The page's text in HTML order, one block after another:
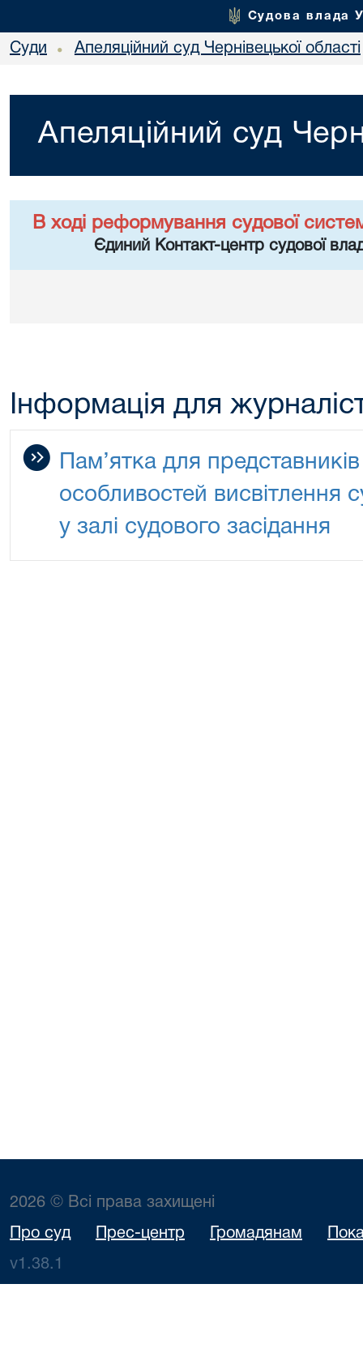
Судова влада
Суди • Апеляційний суд Чернівецької області
Апеляційний суд
В ході реформування судової
Єдиний Контакт-центр судової
Інформація для
Пам’ятка для
особливостей висвітлення
у залі судового засідання
2026 © Всі права захищені
Про суд Прес-центр Громадянам
v1.38.1